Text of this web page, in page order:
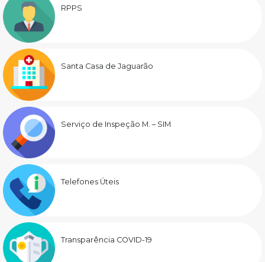
RPPS
Santa Casa de Jaguarão
Serviço de Inspeção M. – SIM
Telefones Úteis
Transparência COVID-19